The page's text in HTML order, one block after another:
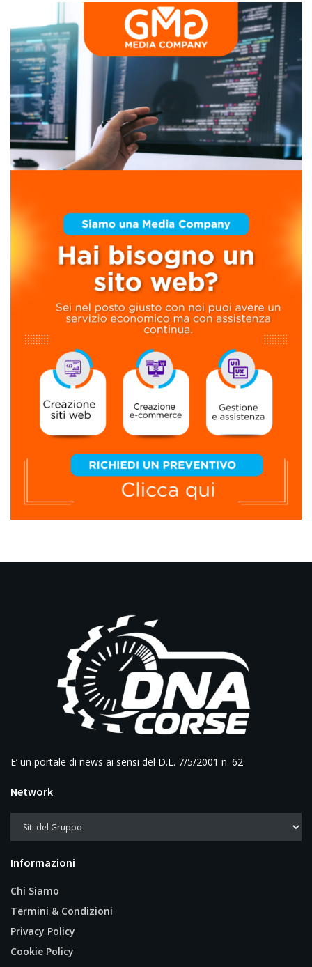
E’ un portale di news ai sensi del D.L. 7/5/2001 n. 62
Network
Informazioni
Chi Siamo
Termini & Condizioni
Privacy Policy
Cookie Policy